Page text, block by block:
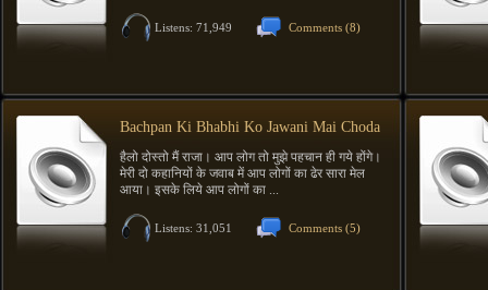
Listens: 71,949 Comments (8)
Bachpan Ki Bhabhi Ko Jawani Mai Choda
हैलो दोस्तो मैं राजा। आप लोग तो मुझे पहचान ही गये होंगे।
मेरी दो कहानियों के जवाब में आप लोगों का ढेर सारा मेल
आया। इसके लिये आप लोगों का ...
Listens: 31,051 Comments (5)